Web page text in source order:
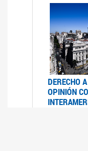
DERECHO
OPINIÓN